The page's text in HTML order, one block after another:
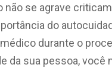
não se agrave
do
durante o
da sua pessoa, você